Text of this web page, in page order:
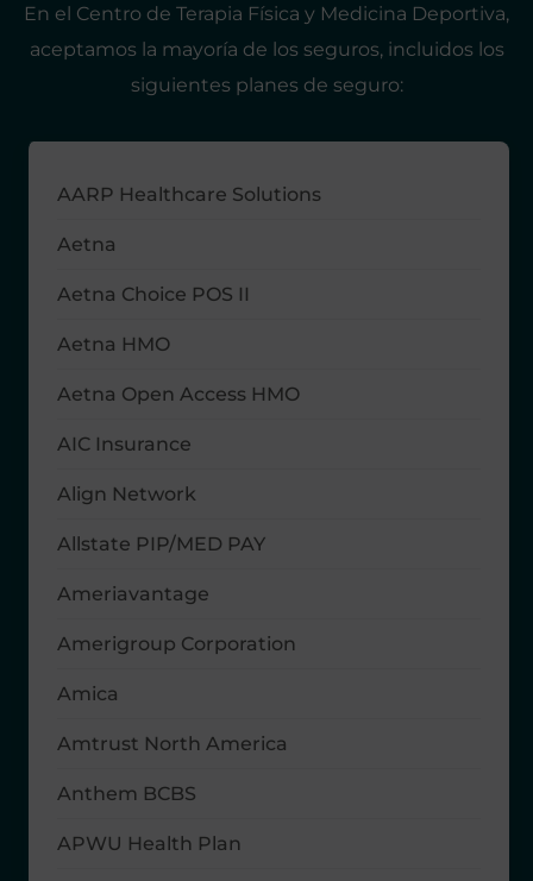
En el Centro de Terapia Física y Medicina Deportiva,
aceptamos la mayoría de los seguros, incluidos los
siguientes planes de seguro:
AARP Healthcare Solutions
Aetna
Aetna Choice POS II
Aetna HMO
Aetna Open Access HMO
AIC Insurance
Align Network
Allstate PIP/MED PAY
Ameriavantage
Amerigroup Corporation
Amica
Amtrust North America
Anthem BCBS
APWU Health Plan